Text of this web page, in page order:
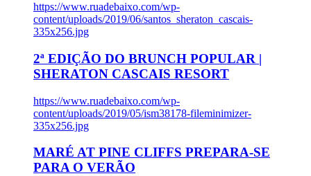
https://www.ruadebaixo.com/wp-
content/uploads/2019/06/santos_sheraton_cascais-
335x256.jpg
2ª EDIÇÃO DO BRUNCH POPULAR |
SHERATON CASCAIS RESORT
https://www.ruadebaixo.com/wp-
content/uploads/2019/05/ism38178-fileminimizer-
335x256.jpg
MARÉ AT PINE CLIFFS PREPARA-SE
PARA O VERÃO